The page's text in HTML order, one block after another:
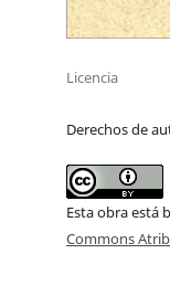
Licencia
Derechos de
Esta obra está
Commons